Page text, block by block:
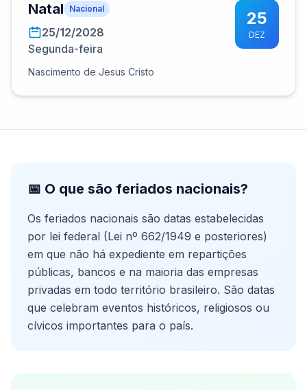
Natal Nacional
25/12/2028
Segunda-feira
Nascimento de Jesus Cristo
25
DEZ
📅 O que são feriados nacionais?
Os feriados nacionais são datas estabelecidas
por lei federal (Lei nº 662/1949 e posteriores)
em que não há expediente em repartições
públicas, bancos e na maioria das empresas
privadas em todo território brasileiro. São datas
que celebram eventos históricos, religiosos ou
cívicos importantes para o país.